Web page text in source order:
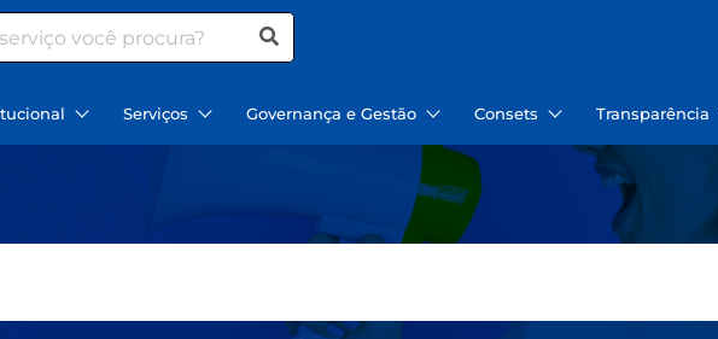
Serviços Governança e Gestão Consets Transparência